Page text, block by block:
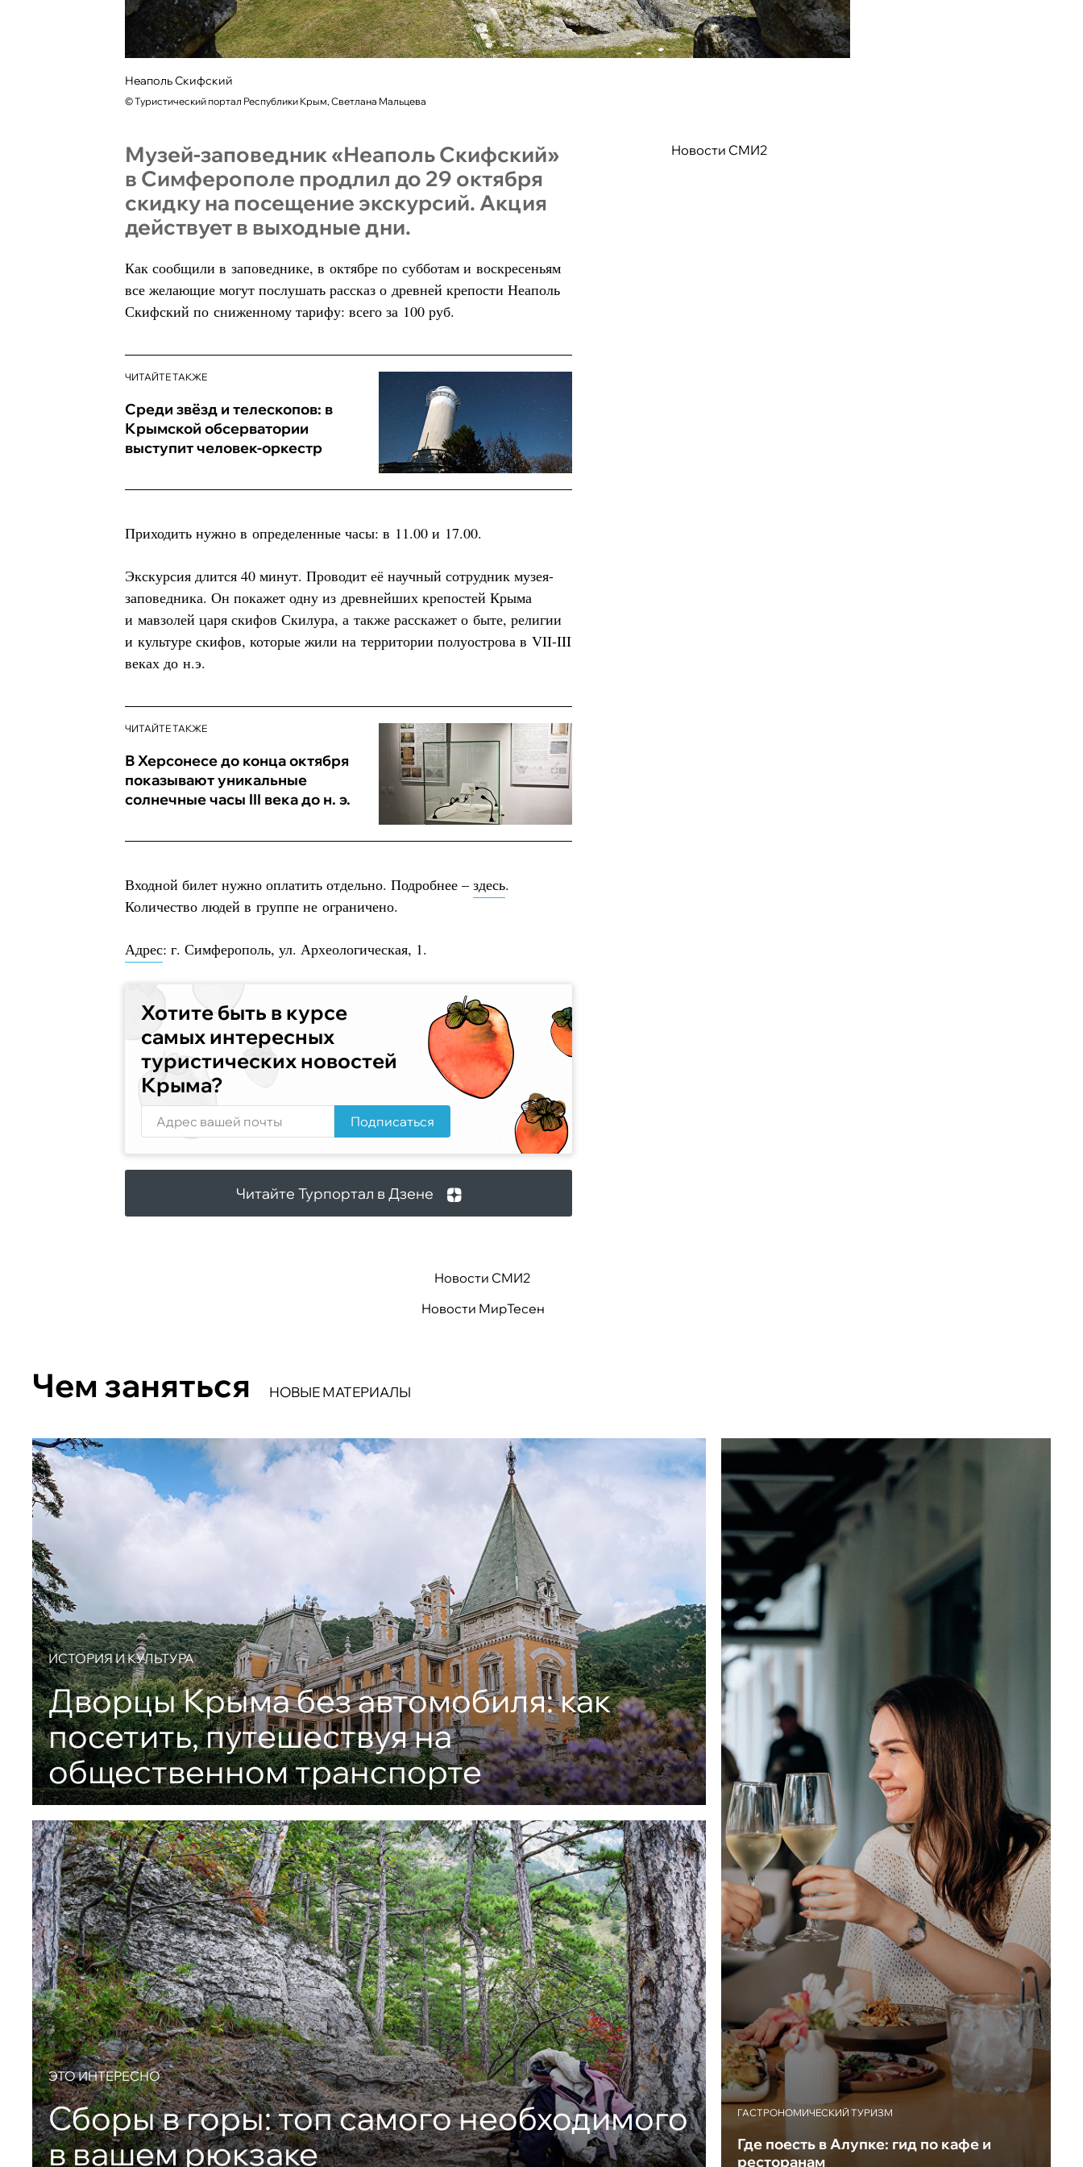
Неаполь Скифский
©Туристический портал Республики Крым, Светлана Мальцева
Новости СМИ2
Музей-заповедник «Неаполь Скифский»
в Симферополе продлил до 29 октября
скидку на посещение экскурсий. Акция
действует в выходные дни.
Как сообщили в заповеднике, в октябре по субботам и воскресеньям
все желающие могут послушать рассказ о древней крепости Неаполь
Скифский по сниженному тарифу: всего за 100 руб.
ЧИТАЙТЕ ТАКЖЕ
Среди звёзд и телескопов: в
Крымской обсерватории
выступит человек-оркестр
Приходить нужно в определенные часы: в 11.00 и 17.00.
Экскурсия длится 40 минут. Проводит её научный сотрудник музея-
заповедника. Он покажет одну из древнейших крепостей Крыма
и мавзолей царя скифов Скилура, а также расскажет о быте, религии
и культуре скифов, которые жили на территории полуострова в VII-III
веках до н.э.
ЧИТАЙТЕ ТАКЖЕ
В Херсонесе до конца октября
показывают уникальные
солнечные часы III века до н. э.
Входной билет нужно оплатить отдельно. Подробнее – здесь.
Количество людей в группе не ограничено.
Адрес: г. Симферополь, ул. Археологическая, 1.
Хотите быть в курсе
самых интересных
туристических новостей
Крыма?
Подписаться
Читайте Турпортал в Дзене
Новости СМИ2
Новости МирТесен
Чем заняться НОВЫЕ МАТЕРИАЛЫ
ИСТОРИЯ И КУЛЬТУРА
Дворцы Крыма без автомобиля: как
посетить, путешествуя на
общественном транспорте
ГАСТРОНОМИЧЕСКИЙ ТУРИЗМ
Где поесть в Алупке: гид по кафе и
ресторанам
ЭТО ИНТЕРЕСНО
Сборы в горы: топ самого необходимого
в вашем рюкзаке